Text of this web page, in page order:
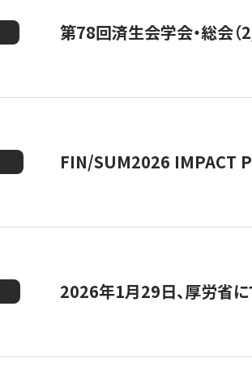
第78回済生会学会・総会（
FIN/SUM2026 IMPACT
2026年1月29日、厚労省に